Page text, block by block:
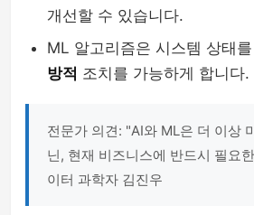
개선할 수 있습니다.
ML 알고리즘은 시스템 상태
방적 조치를 가능하게 합니다.
전문가 의견: "AI와 ML은 더 이상
닌, 현재 비즈니스에 반드시 필요
이터 과학자 김진우